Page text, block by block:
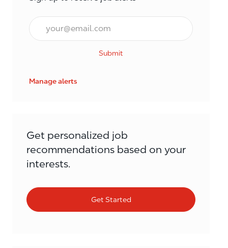
Email*
Submit
Manage alerts
Get personalized job
recommendations based on your
interests.
Get Started